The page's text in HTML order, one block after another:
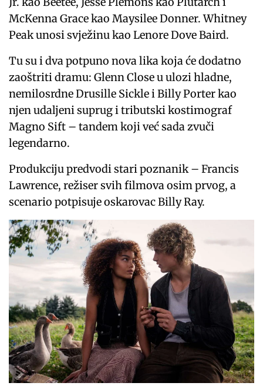
McKenna Grace kao Maysilee Donner. Whitney
Peak unosi svježinu kao Lenore Dove Baird.
Tu su i dva potpuno nova lika koja će dodatno
zaoštriti dramu: Glenn Close u ulozi hladne,
nemilosrdne Drusille Sickle i Billy Porter kao
njen udaljeni suprug i tributski kostimograf
Magno Sift – tandem koji već sada zvuči
legendarno.
Produkciju predvodi stari poznanik – Francis
Lawrence, režiser svih filmova osim prvog, a
scenario potpisuje oskarovac Billy Ray.